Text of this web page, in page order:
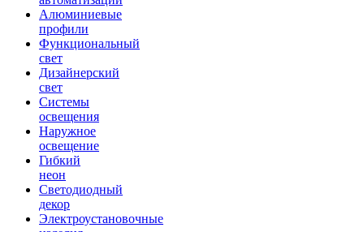
Алюминиевые
профили
Функциональный
свет
Дизайнерский
свет
Системы
освещения
Наружное
освещение
Гибкий
неон
Светодиодный
декор
Электроустановочные